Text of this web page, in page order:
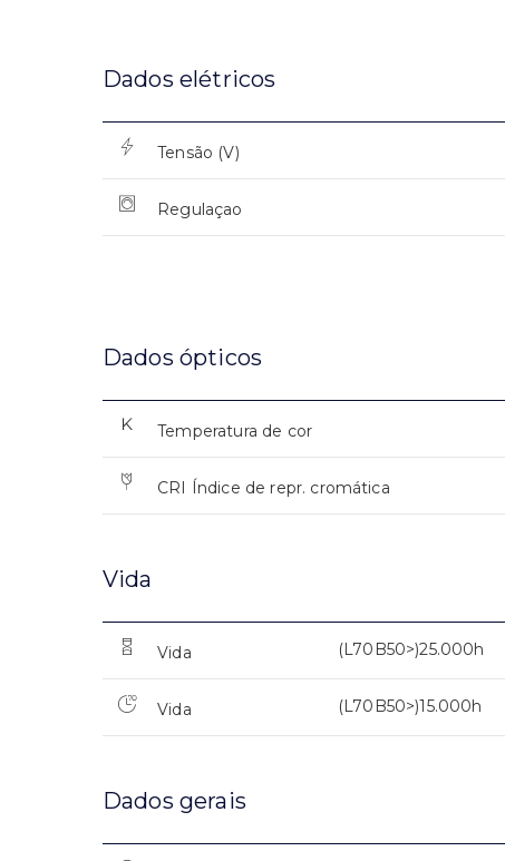
Dados elétricos
Tensão (V)
Regulaçao
Dados ópticos
Temperatura de cor
CRI Índice de repr. cromática
Vida
Vida (L70B50>)25.000h
Vida (L70B50>)15.000h
Dados gerais